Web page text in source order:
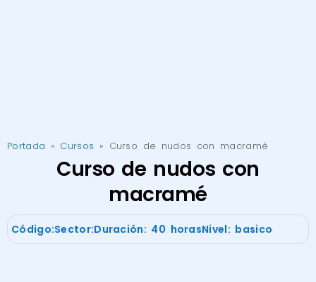
Portada » Cursos » Curso de nudos con macramé
Curso de nudos con
macramé
Código:Sector:Duración: 40 horasNivel: basico